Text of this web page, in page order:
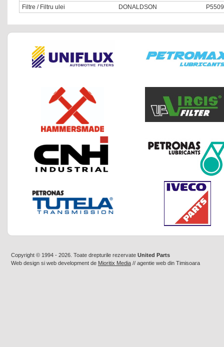
Filtre / Filtru ulei
DONALDSON
Copyright © 1994 - 2026. Toate drepturile rezervate United Parts
Web design si web development de Mioritix Media // agentie web din Timisoara